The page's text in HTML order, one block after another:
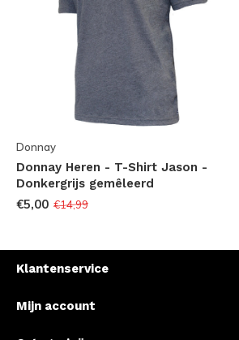
Donnay
Donnay Heren - T-Shirt Jason -
Donkergrijs gemêleerd
€5,00 €14,99
Klantenservice
Mijn account